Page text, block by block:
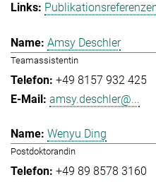
Amsy Deschler
Teamassistentin
+49 8157 932 425
amsy.deschler@...
Wenyu Ding
Postdoktorandin
+49 89 8578 3160